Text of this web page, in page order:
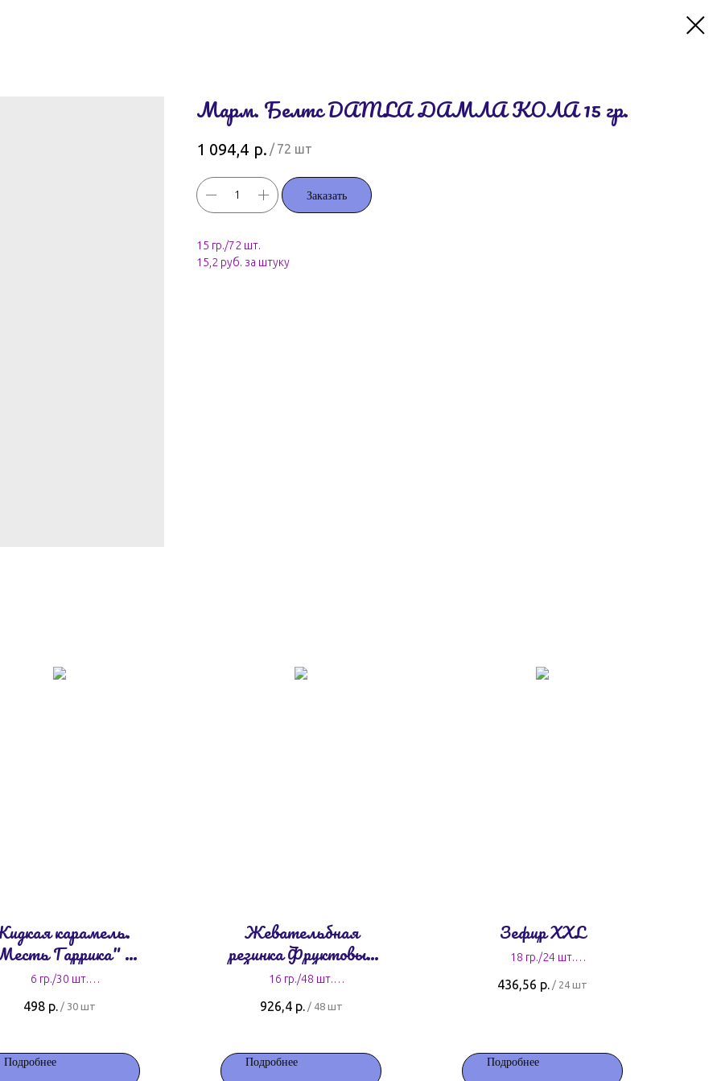
Марм. Белтс DAMLA ДАМЛА КOЛА 15 гр.
1 094,4 р. / 72 шт
Заказать
15 гр./72 шт.
15,2 руб. за штуку
карамель.
Гаррика" 6
гр.
6 гр./30 шт.
498 р. / 30 шт
Подробнее
Жевательбная
резинка Фруктовые
шарики 16 гр.
16 гр./48 шт.
926,4 р. / 48 шт
Подробнее
Зефир XXL
18 гр./24 шт.
436,56 р. / 24 шт
Подробнее